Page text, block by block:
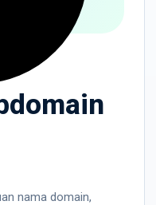
nama domain,